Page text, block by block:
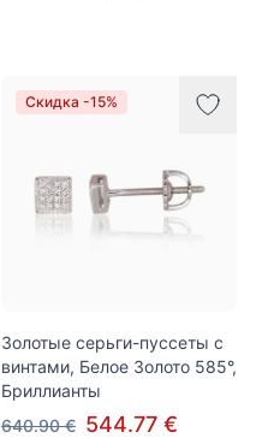
Скидка -15%
Золотые серьги-пуссеты с
винтами, Белое Золото 585°,
Бриллианты
640.90 € 544.77 €